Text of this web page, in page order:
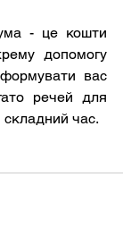
- це кошти
допомогу
вас
речей для
час.